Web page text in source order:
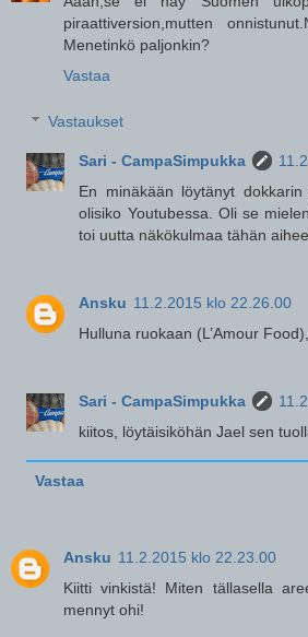
piraattiversion,mutten
Menetinkö paljonkin?
Vastaa
Vastaukset
Sari - CampaSimpukka
En minäkään löytänyt
olisiko Youtubessa. Oli se
toi uutta näkökulmaa tähän
Ansku 11.2.2015 klo 22.26.00
Hulluna ruokaan (L’Amour
Sari - CampaSimpukka
kiitos, löytäisiköhän Jael sen
Vastaa
Ansku 11.2.2015 klo 22.23.00
Kiitti vinkistä! Miten tällasella
mennyt ohi!